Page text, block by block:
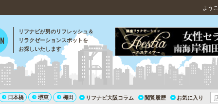
よう
リフナビが男のリフレッシュ＆
リラクゼーションスポットを
お探しいたします
日本橋 堺東 梅田 リフナビ大阪コラム 閲覧履歴 お気に入り